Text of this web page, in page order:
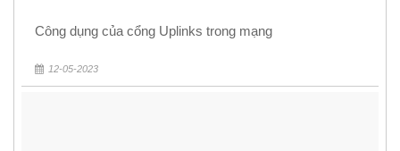
Công dụng của cổng Uplinks trong mạng
12-05-2023